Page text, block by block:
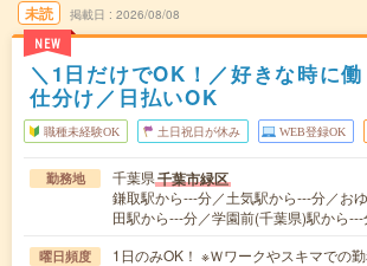
未読
NEW
掲載日 2026/08/08
＼1日だけでOK！／好きな時に
仕分け／日払いOK
職種未経験OK 土日祝日が休み WEB登録OK
勤務地 千葉県千葉市緑区
鎌取駅から---分／土気駅から---分／お
田駅から---分／学園前(千葉県)駅から---
曜日頻度 1日のみOK！ ※Ｗワークやスキマでの